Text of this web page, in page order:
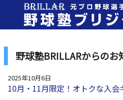
野球塾BRILLARからのお
2025年10月6日
10月・11月限定！オトクな入会